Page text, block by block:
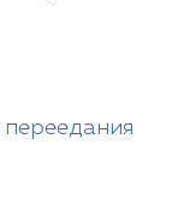
переедания